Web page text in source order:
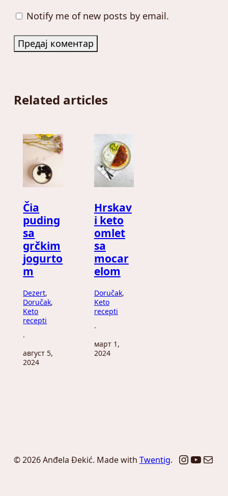
Notify me of new posts by email.
Related articles
Čia
puding
sa
grčkim
jogurto
m
Dezert
Doručak
Keto
recepti
·
август 5,
2024
Hrskav
i keto
omlet
sa
mocar
elom
Doručak
Keto
recepti
·
март 1,
2024
© 2026 Anđela Đekić. Made with Twentig. Mail